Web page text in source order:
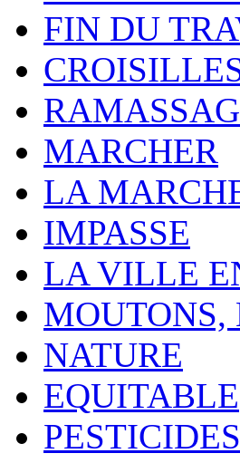
FIN DU
MARCHER
LA
IMPASSE
LA VILLE
NATURE
EQUITABLE
PESTICIDES